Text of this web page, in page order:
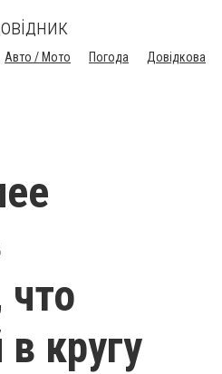
Авто / Мото Погода Довідкова
кругу